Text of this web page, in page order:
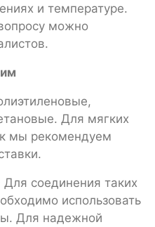
и температуре.
можно
Для мягких
мы рекомендуем
соединения таких
использовать
Для надежной